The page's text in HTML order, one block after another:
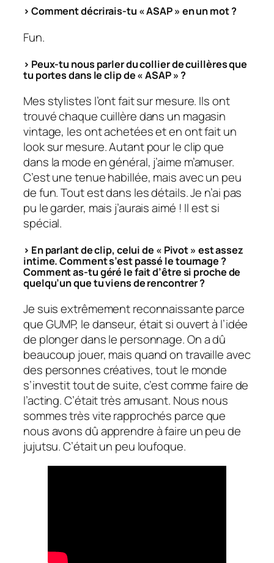
> Comment décrirais-tu « ASAP » en un mot ?
Fun.
> Peux-tu nous parler du collier de cuillères que
tu portes dans le clip de « ASAP » ?
Mes stylistes l’ont fait sur mesure. Ils ont
trouvé chaque cuillère dans un magasin
vintage, les ont achetées et en ont fait un
look sur mesure. Autant pour le clip que
dans la mode en général, j’aime m’amuser.
C’est une tenue habillée, mais avec un peu
de fun. Tout est dans les détails. Je n’ai pas
pu le garder, mais j’aurais aimé ! Il est si
spécial.
> En parlant de clip, celui de « Pivot » est assez
intime. Comment s’est passé le tournage ?
Comment as-tu géré le fait d’être si proche de
quelqu’un que tu viens de rencontrer ?
Je suis extrêmement reconnaissante parce
que GUMP, le danseur, était si ouvert à l’idée
de plonger dans le personnage. On a dû
beaucoup jouer, mais quand on travaille avec
des personnes créatives, tout le monde
s’investit tout de suite, c’est comme faire de
l’acting. C’était très amusant. Nous nous
sommes très vite rapprochés parce que
nous avons dû apprendre à faire un peu de
jujutsu. C’était un peu loufoque.